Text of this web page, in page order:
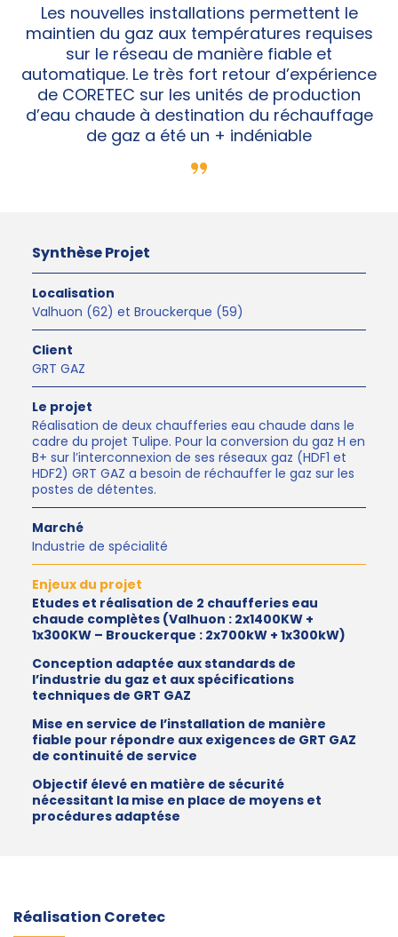
Les nouvelles installations permettent le
maintien du gaz aux températures requises
sur le réseau de manière fiable et
automatique. Le très fort retour d’expérience
de CORETEC sur les unités de production
d’eau chaude à destination du réchauffage
de gaz a été un + indéniable
Synthèse Projet
Localisation
Valhuon (62) et Brouckerque (59)
Client
GRT GAZ
Le projet
Réalisation de deux chaufferies eau chaude dans le
cadre du projet Tulipe. Pour la conversion du gaz H en
B+ sur l’interconnexion de ses réseaux gaz (HDF1 et
HDF2) GRT GAZ a besoin de réchauffer le gaz sur les
postes de détentes.
Marché
Industrie de spécialité
Enjeux du projet
Etudes et réalisation de 2 chaufferies eau
chaude complètes (Valhuon : 2x1400KW +
1x300KW – Brouckerque : 2x700kW + 1x300kW)
Conception adaptée aux standards de
l’industrie du gaz et aux spécifications
techniques de GRT GAZ
Mise en service de l’installation de manière
fiable pour répondre aux exigences de GRT GAZ
de continuité de service
Objectif élevé en matière de sécurité
nécessitant la mise en place de moyens et
procédures adaptése
Réalisation Coretec